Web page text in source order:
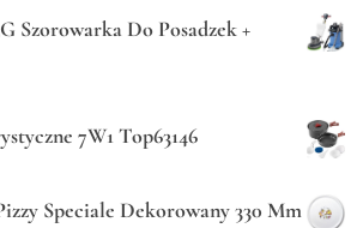
Szorowarka Do Posadzek +
7W1 Top63146
Speciale Dekorowany 330 Mm